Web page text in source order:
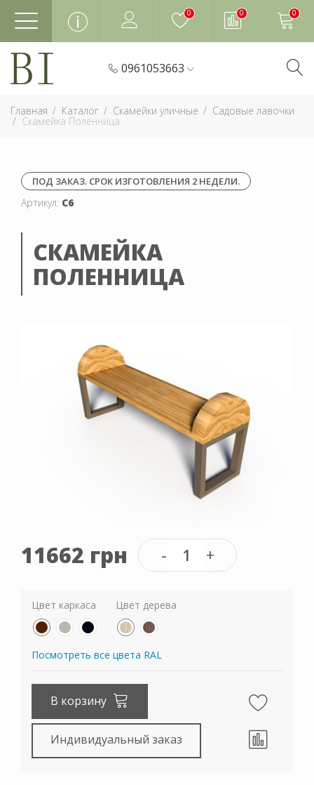
0 0 0
0961053663
Главная Каталог Скамейки уличные Садовые лавочки
Скамейка Поленница
ПОД ЗАКАЗ. СРОК ИЗГОТОВЛЕНИЯ 2 НЕДЕЛИ.
Артикул: С6
СКАМЕЙКА
ПОЛЕННИЦА
11662 грн
Цвет каркаса Цвет дерева
Посмотреть все цвета RAL
В корзину
Индивидуальный заказ